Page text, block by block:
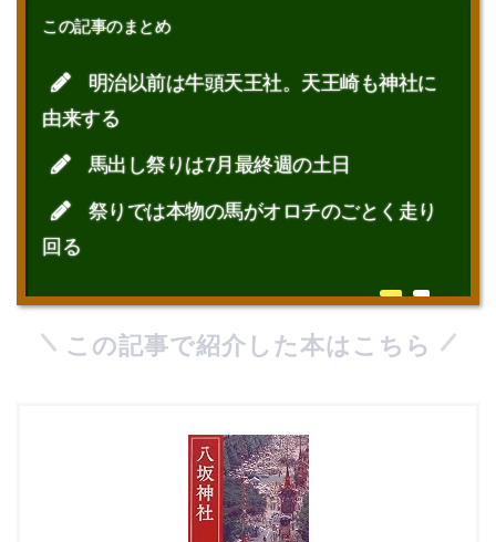
この記事のまとめ
明治以前は牛頭天王社。天王崎も神社に
由来する
馬出し祭りは7月最終週の土日
祭りでは本物の馬がオロチのごとく走り
回る
この記事で紹介した本はこちら